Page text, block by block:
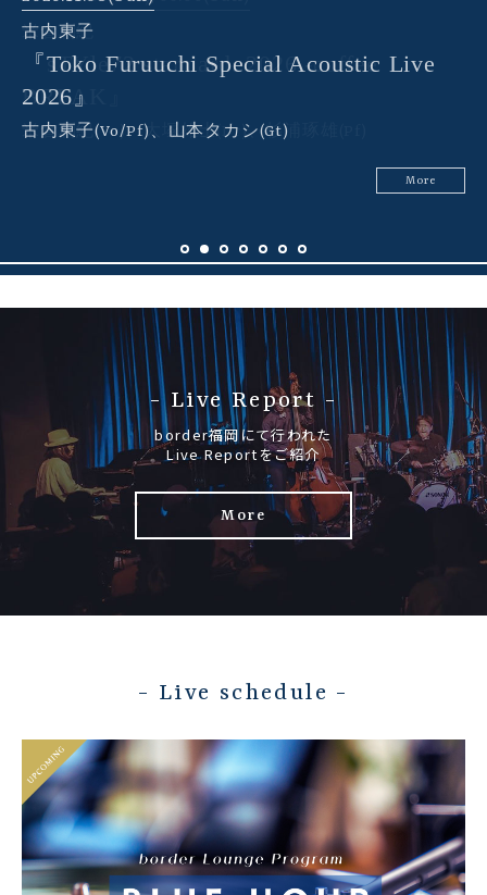
古内東子
『Toko Furuuchi Special Acoustic Live
2026』
古内東子(Vo/Pf)、山本タカシ(Gt)
More
- Live Report -
border福岡にて行われた
Live Reportをご紹介
More
- Live schedule -